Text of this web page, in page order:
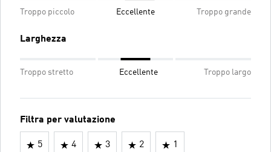
Troppo piccolo Eccellente Troppo grande
Larghezza
Troppo stretto Eccellente Troppo largo
Filtra per valutazione
5 4 3 2 1